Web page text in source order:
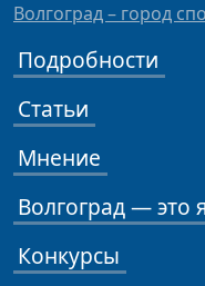
Волгоград – город
Подробности
Статьи
Мнение
Волгоград — это я
Конкурсы